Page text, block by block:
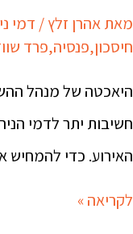
מאתאהרן זלץ / דמי
חיסכון,פנסיה,פרד
היאכטה של מנהל
חשיבות יתר לדמי
האירוע. כדי
לקריאה »